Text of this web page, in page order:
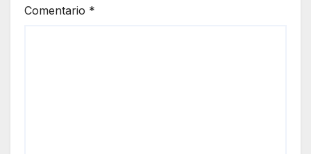
Comentario *